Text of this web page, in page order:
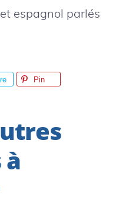
espagnol parlés
Pin